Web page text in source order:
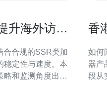
升海外访问
合合规的SSR类加
稳定性与速度。本
略和监测角度出
香
如何阅
器产
段从